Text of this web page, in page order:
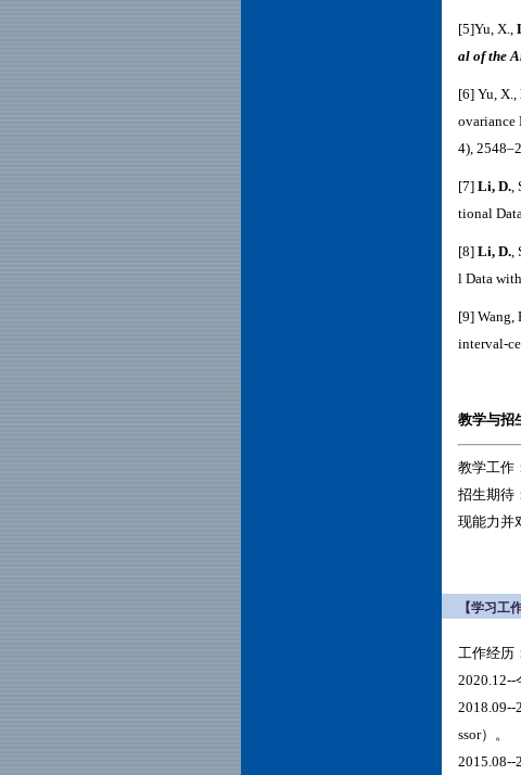
[5]Yu, X.,
al of the
[6] Yu, X.,
ovariance
4),
[7] Li, D.,
tional
[8] Li, D.,
l Data
[9] Wang,
interval-
教学与招
教学工作
招生期待
现能力并
【学习工
工作经历
2020.12--
2018.09--
ssor）。
2015.08--